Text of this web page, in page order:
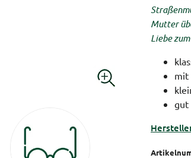
Mutter
Liebe
mit
gut